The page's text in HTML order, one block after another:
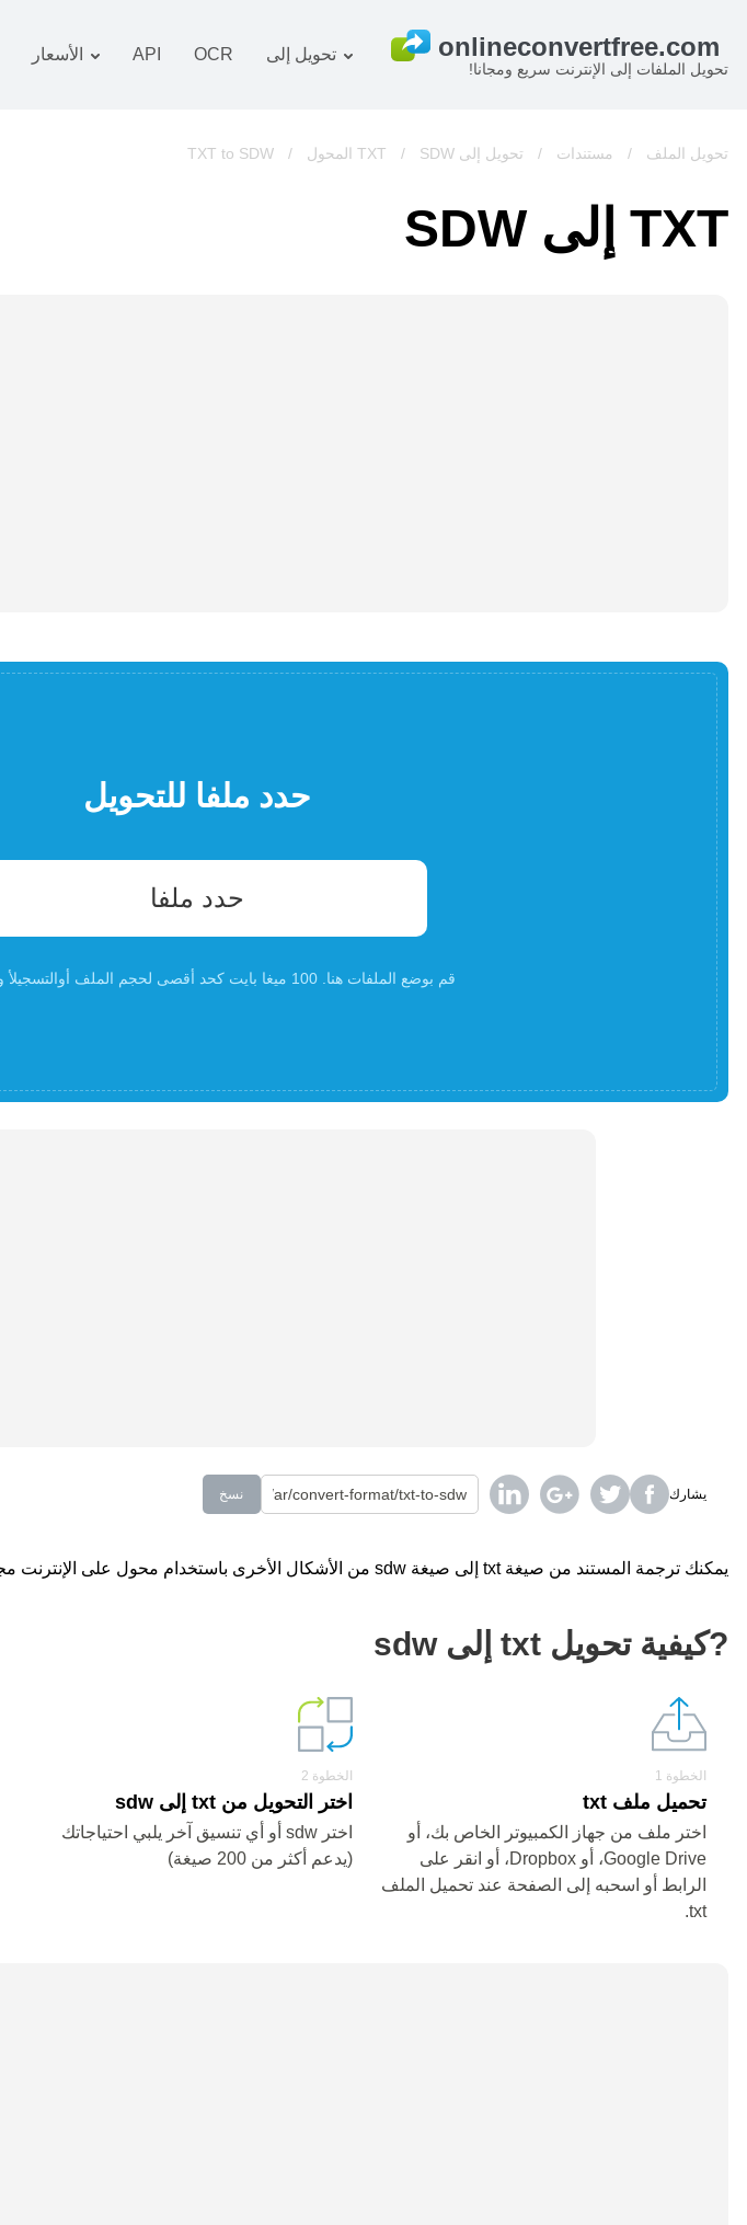
تحويل الملفات إلى الإنترنت سريع ومجانا!
تحويل إلى
صورة المحول
كتب المحول
OCR
API الأسعار
تحويل الملف / مستندات / تحويل إلى TXT / SDW المحول /
TXT to SDW
TXT إلى SDW
حدد ملفا للتحويل
حدد ملفا
قم بوضع الملفات هنا. 100 ميغا بايت كحد أقصى لحجم الملف أوالتسجيلأ و
يشارك نسخ
يمكنك ترجمة المستند من صيغة txt إلى صيغة sdw من الأشكال الأخرى باستخدام محول على الإنترنت مجانا.
?كيفية تحويل txt إلى sdw
الخطوة 1
تحميل ملف txt
اختر ملف من جهاز الكمبيوتر الخاص بك، أو
Google Drive، أو Dropbox، أو انقر على
الرابط أو اسحبه إلى الصفحة عند تحميل الملف
txt.
الخطوة 2
اختر التحويل من txt إلى sdw
اختر sdw أو أي تنسيق آخر يلبي احتياجاتك
(يدعم أكثر من 200 صيغة)